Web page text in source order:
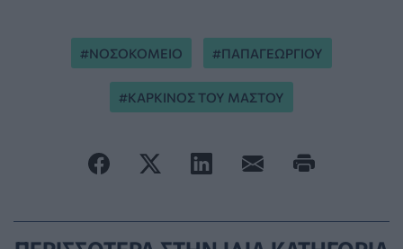
ΝΟΣΟΚΟΜΕΙΟ ΠΑΠΑΓΕΩΡΓΙΟΥ
ΚΑΡΚΙΝΟΣ ΤΟΥ ΜΑΣΤΟΥ